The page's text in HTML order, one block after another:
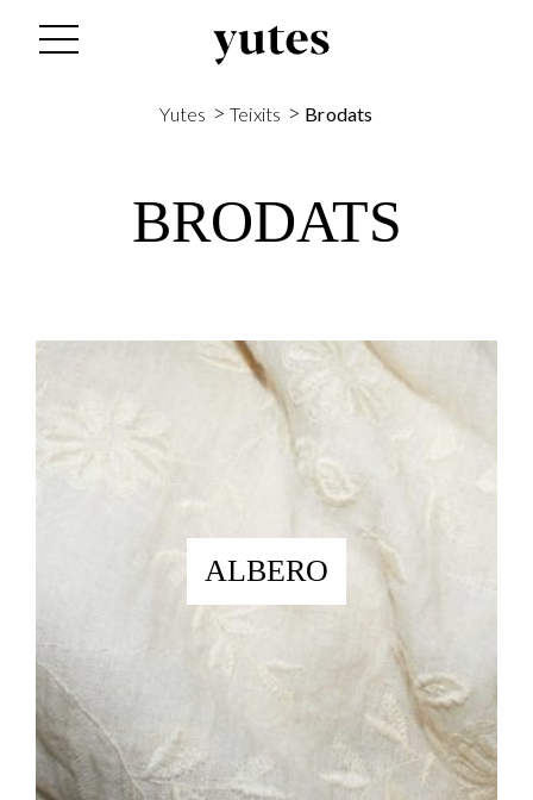
Yutes >Teixits > Brodats
BRODATS
ALBERO